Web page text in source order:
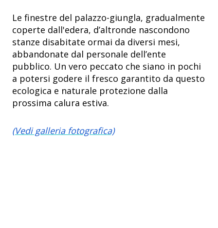
Le finestre del palazzo-giungla, gradualmente
coperte dall'edera, d’altronde nascondono
stanze disabitate ormai da diversi mesi,
abbandonate dal personale dell’ente
pubblico. Un vero peccato che siano in pochi
a potersi godere il fresco garantito da questo
ecologica e naturale protezione dalla
prossima calura estiva.
(Vedi galleria fotografica)